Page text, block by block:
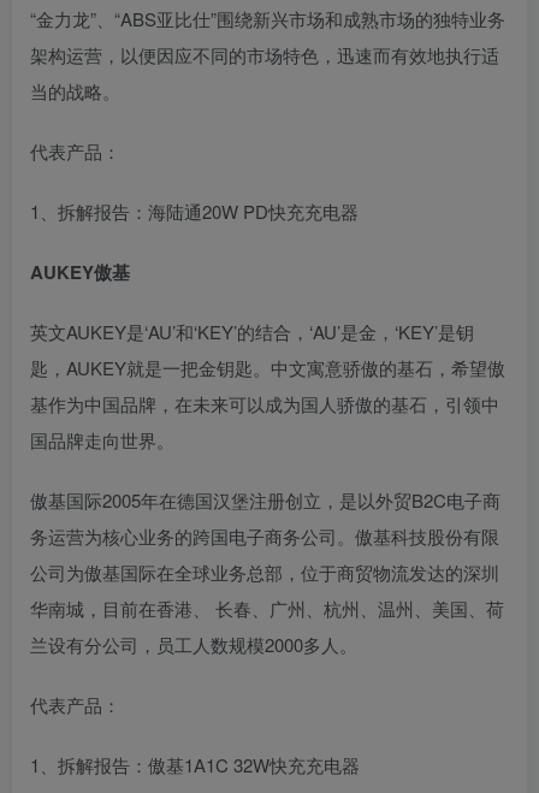
“金力龙”、“ABS亚比仕”围绕新兴市场和成熟市场的独特业务
架构运营，以便因应不同的市场特色，迅速而有效地执行适
当的战略。
代表产品：
1、拆解报告：海陆通20W PD快充充电器
AUKEY傲基
英文AUKEY是‘AU’和‘KEY’的结合，‘AU’是金，‘KEY’是钥
匙，AUKEY就是一把金钥匙。中文寓意骄傲的基石，希望傲
基作为中国品牌，在未来可以成为国人骄傲的基石，引领中
国品牌走向世界。
傲基国际2005年在德国汉堡注册创立，是以外贸B2C电子商
务运营为核心业务的跨国电子商务公司。傲基科技股份有限
公司为傲基国际在全球业务总部，位于商贸物流发达的深圳
华南城，目前在香港、 长春、广州、杭州、温州、美国、荷
兰设有分公司，员工人数规模2000多人。
代表产品：
1、拆解报告：傲基1A1C 32W快充充电器